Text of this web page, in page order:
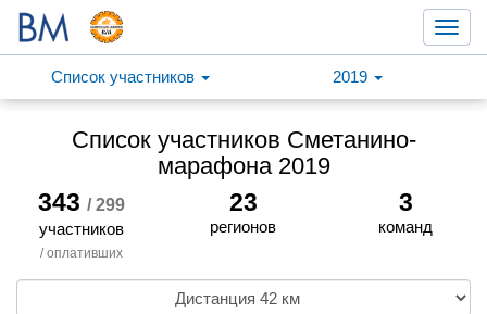
Список участников
2019
Список участников Сметанино-
марафона 2019
343 / 299
участников
/ оплативших
23
регионов
3
команд